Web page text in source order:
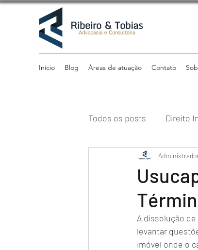
Início Blog Áreas de atuação Contato
Todos os posts Direito
Direito Previdenciário
Direito Tributário
A dissolução
levantar
imóvel onde o